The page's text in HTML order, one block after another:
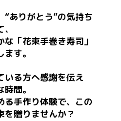
“ありがとう”の気持ち
「花束手巻き寿司」
す。
いる方へ感謝を伝え
間。
る手作り体験で、この
を贈りませんか？